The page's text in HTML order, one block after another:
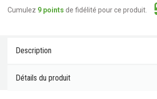
Cumulez 9 points de fidélité pour ce produit.
Description
Détails du produit